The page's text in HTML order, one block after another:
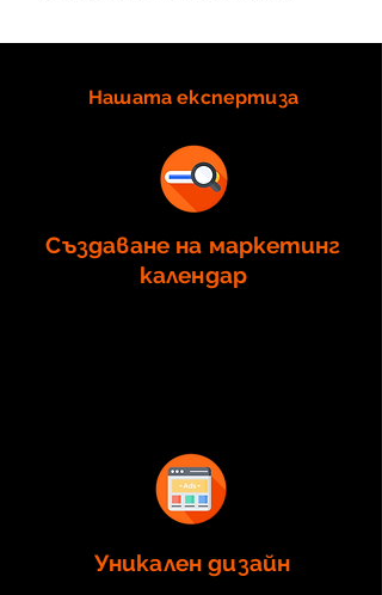
Нашата експертиза
Създаване на маркетинг
календар
Уникален дизайн